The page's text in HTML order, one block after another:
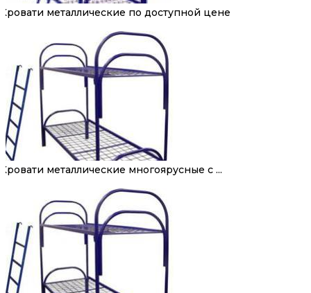
Кровати металлические по доступной цене
Кровати металлические многоярусные с ...